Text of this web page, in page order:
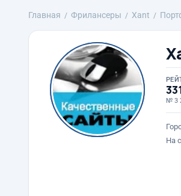
Главная Фрилансеры Xant
№ 3
На